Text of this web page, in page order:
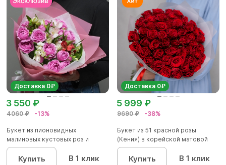
Доставка 0₽
4060 ₽ -13%
3 550 ₽
Букет из пионовидных
малиновых кустовых роз и
альстроме...
Купить В 1 клик
Доставка 0₽
9690 ₽ -38%
5 999 ₽
Букет из 51 красной розы
(Кения) в корейской матовой
уп...
Купить В 1 клик